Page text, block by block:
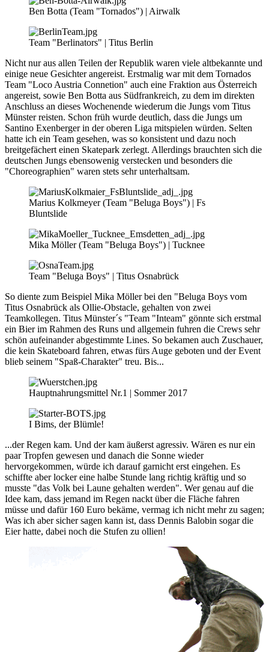
Ben Botta (Team "Tornados") | Airwalk
Team "Berlinators" | Titus Berlin
Nicht nur aus allen Teilen der Republik waren viele altbekannte und
einige neue Gesichter angereist. Erstmalig war mit dem Tornados
Team "Loco Austria Connetion" auch eine Fraktion aus Österreich
angereist, sowie Ben Botta aus Südfrankreich, zu dem im direkten
Anschluss an dieses Wochenende wiederum die Jungs vom Titus
Münster reisten. Schon früh wurde deutlich, dass die Jungs um
Santino Exenberger in der oberen Liga mitspielen würden. Selten
hatte ich ein Team gesehen, was so konsistent und dazu noch
breitgefächert einen Skatepark zerlegt. Allerdings brauchten sich die
deutschen Jungs ebensowenig verstecken und besonders die
"Choreographien" waren stets sehr unterhaltsam.
Marius Kolkmeyer (Team "Beluga Boys") | Fs
Bluntslide
Mika Möller (Team "Beluga Boys") | Tucknee
Team "Beluga Boys" | Titus Osnabrück
So diente zum Beispiel Mika Möller bei den "Beluga Boys vom
Titus Osnabrück als Ollie-Obstacle, gehalten von zwei
Teamkollegen. Titus Münster´s "Team "Inteam" gönnte sich erstmal
ein Bier im Rahmen des Runs und allgemein fuhren die Crews sehr
schön aufeinander abgestimmte Lines. So bekamen auch Zuschauer,
die kein Skateboard fahren, etwas fürs Auge geboten und der Event
blieb seinem "Spaß-Charakter" treu. Bis...
Hauptnahrungsmittel Nr.1 | Sommer 2017
I Bims, der Blümle!
...der Regen kam. Und der kam äußerst agressiv. Wären es nur ein
paar Tropfen gewesen und danach die Sonne wieder
hervorgekommen, würde ich darauf garnicht erst eingehen. Es
schiffte aber locker eine halbe Stunde lang richtig kräftig und so
musste "das Volk bei Laune gehalten werden". Wer genau auf die
Idee kam, dass jemand im Regen nackt über die Fläche fahren
müsse und dafür 160 Euro bekäme, vermag ich nicht mehr zu sagen;
Was ich aber sicher sagen kann ist, dass Dennis Balobin sogar die
Eier hatte, dabei noch die Stufen zu ollien!